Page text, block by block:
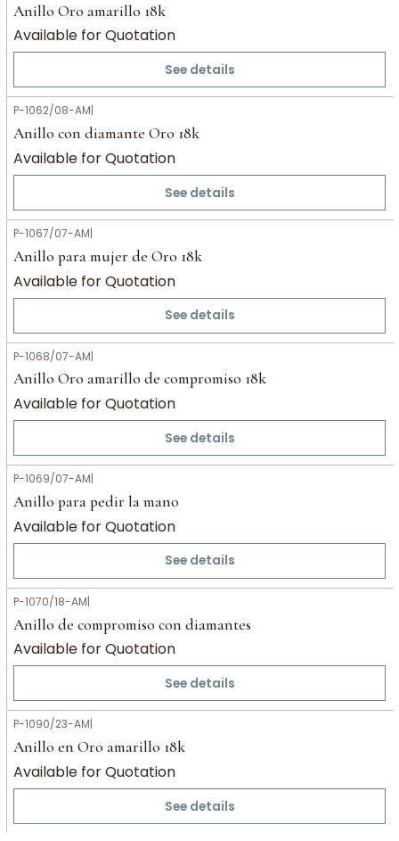
Anillo Oro amarillo 18k
Available for Quotation
See details
P-1062/08-AM|
Anillo con diamante Oro 18k
Available for Quotation
See details
P-1067/07-AM|
Anillo para mujer de Oro 18k
Available for Quotation
See details
P-1068/07-AM|
Anillo Oro amarillo de compromiso 18k
Available for Quotation
See details
P-1069/07-AM|
Anillo para pedir la mano
Available for Quotation
See details
P-1070/18-AM|
Anillo de compromiso con diamantes
Available for Quotation
See details
P-1090/23-AM|
Anillo en Oro amarillo 18k
Available for Quotation
See details